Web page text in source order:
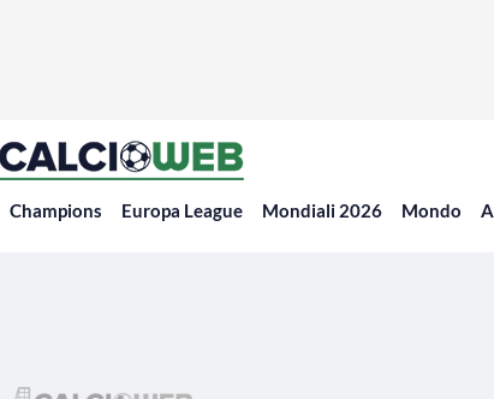
Champions Europa League Mondiali 2026 Mondo